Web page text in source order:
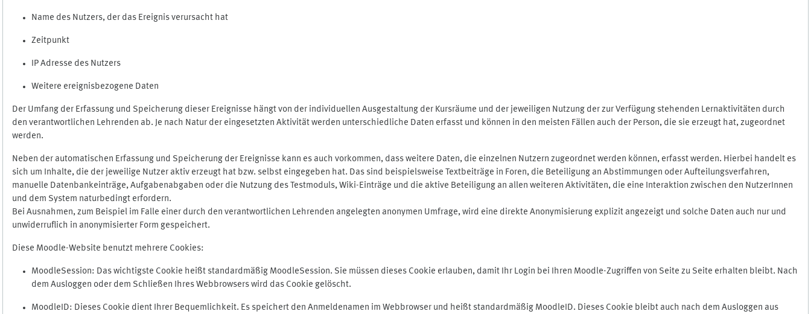
Name des Nutzers, der das Ereignis verursacht hat
Zeitpunkt
IP Adresse des Nutzers
Weitere ereignisbezogene Daten
Der Umfang der Erfassung und Speicherung dieser Ereignisse hängt von der individuellen Ausgestaltung der Kursräume und der jeweiligen Nutzung der zur Verfügung stehenden Lernaktivitäten durch
den verantwortlichen Lehrenden ab. Je nach Natur der eingesetzten Aktivität werden unterschiedliche Daten erfasst und können in den meisten Fällen auch der Person, die sie erzeugt hat, zugeordnet
werden.
Neben der automatischen Erfassung und Speicherung der Ereignisse kann es auch vorkommen, dass weitere Daten, die einzelnen Nutzern zugeordnet werden können, erfasst werden. Hierbei handelt es
sich um Inhalte, die der jeweilige Nutzer aktiv erzeugt hat bzw. selbst eingegeben hat. Das sind beispielsweise Textbeiträge in Foren, die Beteiligung an Abstimmungen oder Aufteilungsverfahren,
manuelle Datenbankeinträge, Aufgabenabgaben oder die Nutzung des Testmoduls, Wiki-Einträge und die aktive Beteiligung an allen weiteren Aktivitäten, die eine Interaktion zwischen den NutzerInnen
und dem System naturbedingt erfordern.
Bei Ausnahmen, zum Beispiel im Falle einer durch den verantwortlichen Lehrenden angelegten anonymen Umfrage, wird eine direkte Anonymisierung explizit angezeigt und solche Daten auch nur und
unwiderruflich in anonymisierter Form gespeichert.
Diese Moodle-Website benutzt mehrere Cookies:
MoodleSession: Das wichtigste Cookie heißt standardmäßig MoodleSession. Sie müssen dieses Cookie erlauben, damit Ihr Login bei Ihren Moodle-Zugriffen von Seite zu Seite erhalten bleibt. Nach
dem Ausloggen oder dem Schließen Ihres Webbrowsers wird das Cookie gelöscht.
MoodleID: Dieses Cookie dient Ihrer Bequemlichkeit. Es speichert den Anmeldenamen im Webbrowser und heißt standardmäßig MoodleID. Dieses Cookie bleibt auch nach dem Ausloggen aus